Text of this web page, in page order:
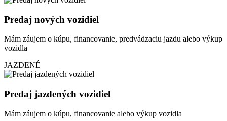
Predaj nových vozidiel
Mám záujem o kúpu, financovanie, predvádzaciu jazdu alebo výkup
vozidla
JAZDENÉ
Predaj jazdených vozidiel
Mám záujem o kúpu, financovanie alebo výkup vozidla